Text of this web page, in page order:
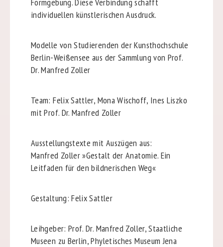
individuellen künstlerischen Ausdruck.
Modelle von Studierenden der Kunsthochschule
Berlin-Weißensee aus der Sammlung von Prof.
Dr. Manfred Zoller
Team: Felix Sattler, Mona Wischoff, Ines Liszko
mit Prof. Dr. Manfred Zoller
Ausstellungstexte mit Auszügen aus:
Manfred Zoller »Gestalt der Anatomie. Ein
Leitfaden für den bildnerischen Weg«
Gestaltung: Felix Sattler
Leihgeber: Prof. Dr. Manfred Zoller, Staatliche
Museen zu Berlin, Phyletisches Museum Jena